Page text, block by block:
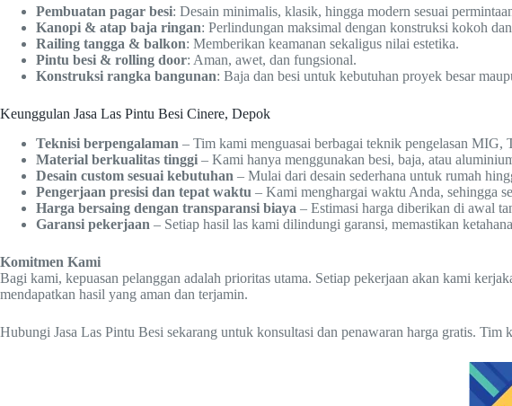
Pembuatan pagar besi: Desain minimalis, klasik, hingga modern sesuai
Kanopi & atap baja ringan: Perlindungan maksimal dengan konstruksi kokoh
Railing tangga & balkon: Memberikan keamanan sekaligus nilai estetika.
Pintu besi & rolling door: Aman, awet, dan fungsional.
Konstruksi rangka bangunan: Baja dan besi untuk kebutuhan proyek besar
Keunggulan Jasa Las Pintu Besi Cinere, Depok
Teknisi berpengalaman – Tim kami menguasai berbagai teknik pengelasan
Material berkualitas tinggi – Kami hanya menggunakan besi, baja, atau
Desain custom sesuai kebutuhan – Mulai dari desain sederhana untuk rumah
Pengerjaan presisi dan tepat waktu – Kami menghargai waktu Anda, sehingga
Harga bersaing dengan transparansi biaya – Estimasi harga diberikan di awal
Garansi pekerjaan – Setiap hasil las kami dilindungi garansi, memastikan
Komitmen Kami
Bagi kami, kepuasan pelanggan adalah prioritas utama. Setiap pekerjaan akan kami
mendapatkan hasil yang aman dan terjamin.
Hubungi Jasa Las Pintu Besi sekarang untuk konsultasi dan penawaran harga gratis.